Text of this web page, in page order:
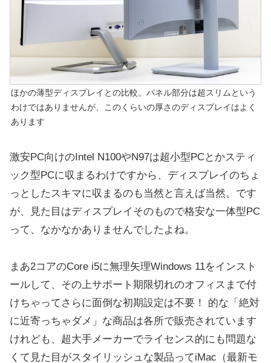
ほかの薄型ディスプレイとの比較。パネル部分は超スリムという
わけではありませんが、このくらいの厚さのディスプレイはよく
あります
激安PC向けのIntel N100やN97は超小型PCとかスティ
ック型PCに収まるわけですから、ディスプレイのちょ
っとしたスキマに収まるのも当然と言えば当然。です
が、見た目はディスプレイそのもので格安な一体型PC
って、なかなかありませんでしたよね。
まあ2コアのCore i5に無理矢理Windows 11をインスト
ールして、その上サポート期限切れのオフィスまで付
けちゃってさらに面倒な初期設定は不要！ 的な「絶対
に近寄っちゃダメ」な商品は各所で販売されています
けれども、超大手メーカーでライセンス的にも問題な
くて見た目がスタイリッシュな製品ってiMac（最新モ